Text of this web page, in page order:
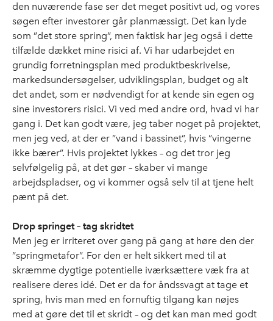
den nuværende fase ser det meget positivt ud, og vores
søgen efter investorer går planmæssigt. Det kan lyde
som ”det store spring”, men faktisk har jeg også i dette
tilfælde dækket mine risici af. Vi har udarbejdet en
grundig forretningsplan med produktbeskrivelse,
markedsundersøgelser, udviklingsplan, budget og alt
det andet, som er nødvendigt for at kende sin egen og
sine investorers risici. Vi ved med andre ord, hvad vi har
gang i. Det kan godt være, jeg taber noget på projektet,
men jeg ved, at der er ”vand i bassinet”, hvis ”vingerne
ikke bærer”. Hvis projektet lykkes – og det tror jeg
selvfølgelig på, at det gør – skaber vi mange
arbejdspladser, og vi kommer også selv til at tjene helt
pænt på det.
Drop springet – tag skridtet
Men jeg er irriteret over gang på gang at høre den der
”springmetafor”. For den er helt sikkert med til at
skræmme dygtige potentielle iværksættere væk fra at
realisere deres idé. Det er da for åndssvagt at tage et
spring, hvis man med en fornuftig tilgang kan nøjes
med at gøre det til et skridt – og det kan man med godt